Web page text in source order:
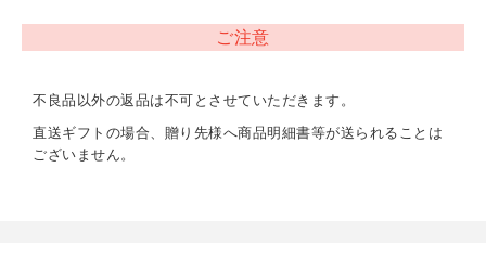
重量
ご注意
不良品以外の返品は不可とさせていただきます。
直送ギフトの場合、贈り先様へ商品明細書等が送られることは
ございません。